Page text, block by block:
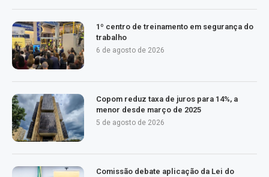
1º centro de treinamento em segurança do
trabalho
6 de agosto de 2026
Copom reduz taxa de juros para 14%, a
menor desde março de 2025
5 de agosto de 2026
Comissão debate aplicação da Lei do